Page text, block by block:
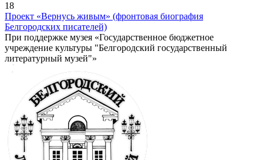
18
Проект «Вернусь живым» (фронтовая биография
Белгородских писателей)
При поддержке музея «Государственное бюджетное
учреждение культуры "Белгородский государственный
литературный музей"»